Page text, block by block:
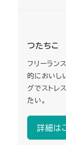
つたちこ
フリーラン
的においし
グでストレ
たい。
詳細は